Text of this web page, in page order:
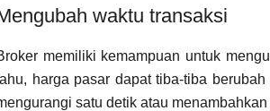
waktu transaksi
memiliki kemampuan untuk
harga pasar dapat tiba-tiba
satu detik atau